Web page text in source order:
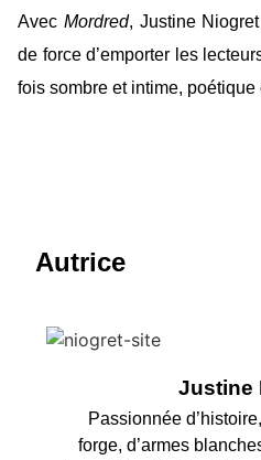
Avec Mordred, Justine
de force d’emporter les
fois sombre et intime,
Autrice
Justine
Passionnée
forge, d’armes